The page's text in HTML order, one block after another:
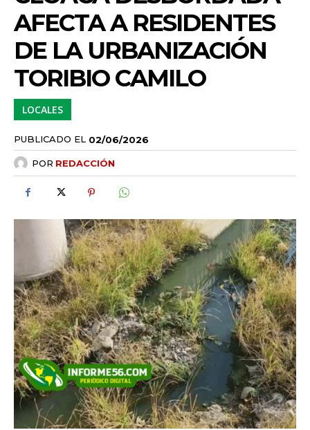
AFECTA A RESIDENTES
DE LA URBANIZACIÓN
TORIBIO CAMILO
LOCALES
PUBLICADO EL 02/06/2026
POR REDACCIÓN